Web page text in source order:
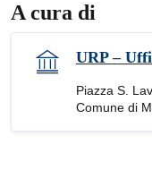
A cura di
URP –
Piazza S.
Comune di